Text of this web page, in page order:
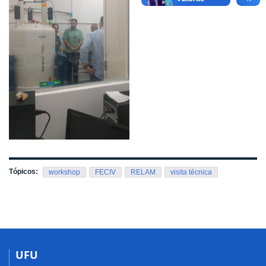
Tópicos: workshop FECIV RELAM visita técnica
UFU